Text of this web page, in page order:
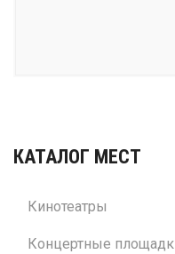
КАТАЛОГ МЕСТ
Кинотеатры
Концертные